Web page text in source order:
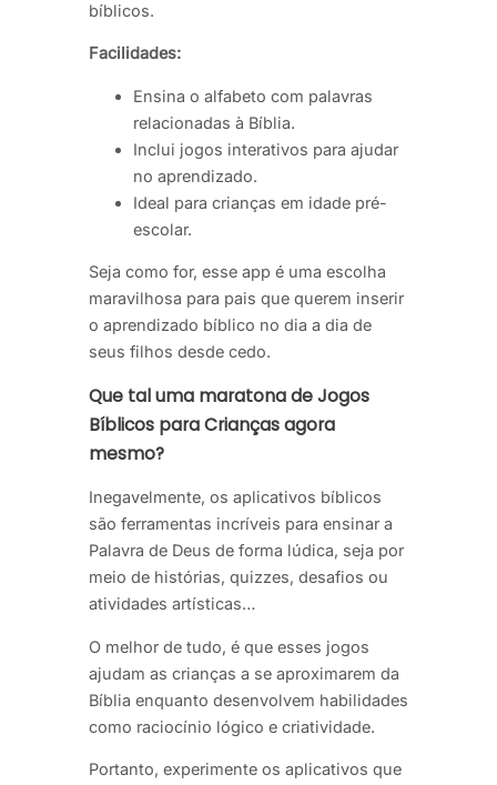
bíblicos.
Facilidades:
Ensina o alfabeto com palavras
relacionadas à Bíblia.
Inclui jogos interativos para ajudar
no aprendizado.
Ideal para crianças em idade pré-
escolar.
Seja como for, esse app é uma escolha
maravilhosa para pais que querem inserir
o aprendizado bíblico no dia a dia de
seus filhos desde cedo.
Que tal uma maratona de Jogos
Bíblicos para Crianças agora
mesmo?
Inegavelmente, os aplicativos bíblicos
são ferramentas incríveis para ensinar a
Palavra de Deus de forma lúdica, seja por
meio de histórias, quizzes, desafios ou
atividades artísticas…
O melhor de tudo, é que esses jogos
ajudam as crianças a se aproximarem da
Bíblia enquanto desenvolvem habilidades
como raciocínio lógico e criatividade.
Portanto, experimente os aplicativos que